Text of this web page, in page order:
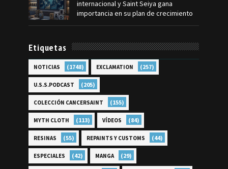
internacional y Saint Seiya gana
importancia en su plan de crecimiento
Etiquetas
NOTICIAS (1748) EXCLAMATION (257)
U.S.S.PODCAST (205)
COLECCIÓN CANCERSAINT (155)
MYTH CLOTH (113) VÍDEOS (84)
RESINAS (55) REPAINTS Y CUSTOMS (44)
ESPECIALES (42) MANGA (29)